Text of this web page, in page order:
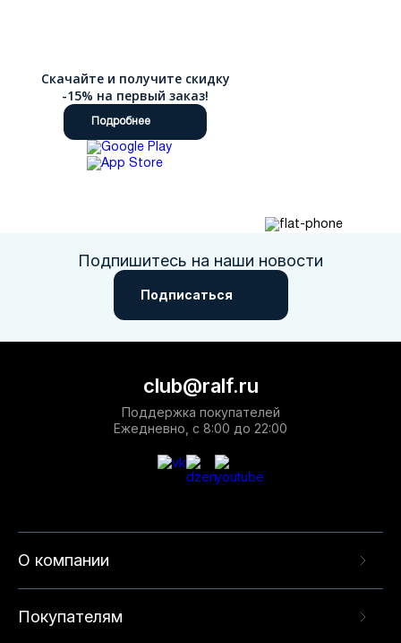
Скачайте и получите скидку
-15% на первый заказ!
Подробнее
Подпишитесь на наши новости
Подписаться
О компании
Покупателям
club@ralf.ru
Поддержка покупателей
Ежедневно, с 8:00 до 22:00